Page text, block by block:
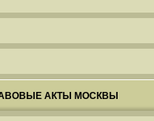
АКТЫ МОСКВЫ